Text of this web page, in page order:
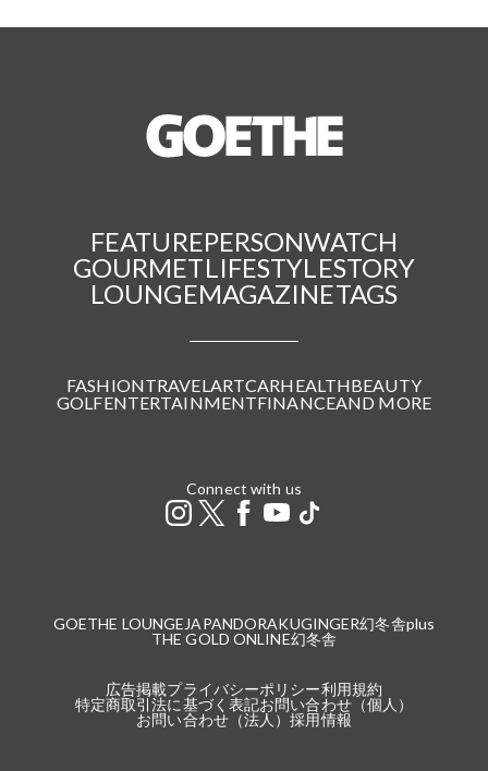
FEATUREPERSONWATCH
GOURMETLIFESTYLESTORY
LOUNGEMAGAZINETAGS
FASHIONTRAVEL ARTCARHEALTHBEAUTY
GOLFENTERTAINMENTFINANCEAND MORE
Connect with us
GOETHE LOUNGE JAPANDORAKUGINGER幻冬舎plus
THE GOLD ONLINE幻冬舎
広告掲載プライバシーポリシー利用規約
特定商取引法に基づく表記お問い合わせ（個人）
お問い合わせ（法人）採用情報